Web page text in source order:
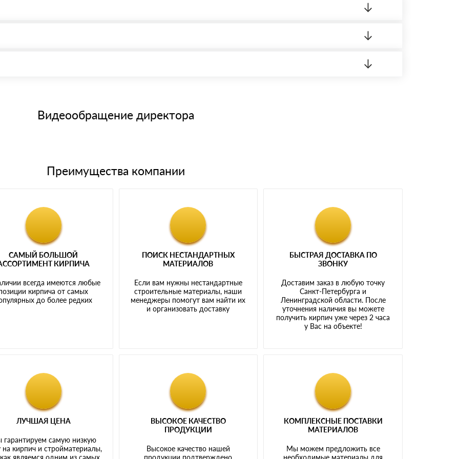
банковским картам
Видеообращение директора
Преимущества компании
САМЫЙ БОЛЬШОЙ
КИРПИЧА
всегда имеются любые
кирпича от самых
до более редких
ПОИСК НЕСТАНДАРТНЫХ
МАТЕРИАЛОВ
Если вам нужны нестандартные
строительные материалы, наши
менеджеры помогут вам найти их
и организовать доставку
БЫСТРАЯ ДОСТАВКА ПО
ЗВОНКУ
Доставим заказ в любую точку
Санкт-Петербурга и
Ленинградской области. После
уточнения наличия вы можете
получить кирпич уже через 2 часа
у Вас на объекте!
ЛУЧШАЯ ЦЕНА
самую низкую
на кирпич и стройматериалы,
являемся одним из самых
ВЫСОКОЕ КАЧЕСТВО
ПРОДУКЦИИ
Высокое качество нашей
продукции подтверждено
КОМПЛЕКСНЫЕ ПОСТАВКИ
МАТЕРИАЛОВ
Мы можем предложить все
необходимые материалы для